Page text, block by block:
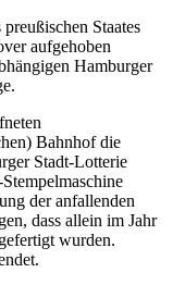
Staates
aufgehoben
Hamburger
Bahnhof die
Stadt-Lotterie
der anfallenden
dass allein im Jahr
wurden.